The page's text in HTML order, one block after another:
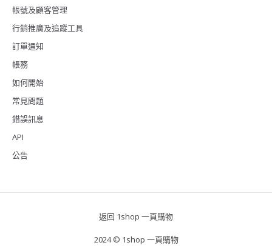
帳號及顧客管理
行銷推廣及追蹤工具
訂單通知
帳務
如何開始
常見問題
錯誤訊息
API
公告
返回 1shop 一頁購物
2024 © 1shop 一頁購物